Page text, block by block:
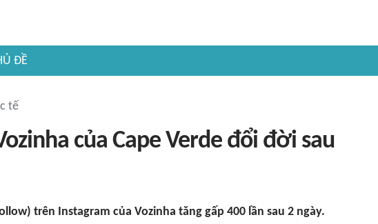
ĐỀ
tế
của Cape Verde đổi đời sau
trên Instagram của Vozinha tăng gấp 400 lần sau 2 ngày.